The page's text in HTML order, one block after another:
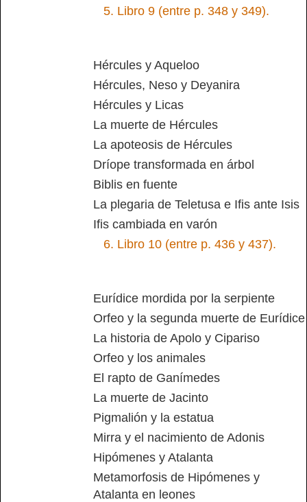
5. Libro 9 (entre p. 348 y 349).
Hércules y Aqueloo
Hércules, Neso y Deyanira
Hércules y Licas
La muerte de Hércules
La apoteosis de Hércules
Dríope transformada en árbol
Biblis en fuente
La plegaria de Teletusa e Ifis ante Isis
Ifis cambiada en varón
6. Libro 10 (entre p. 436 y 437).
Eurídice mordida por la serpiente
Orfeo y la segunda muerte de Eurídice
La historia de Apolo y Cipariso
Orfeo y los animales
El rapto de Ganímedes
La muerte de Jacinto
Pigmalión y la estatua
Mirra y el nacimiento de Adonis
Hipómenes y Atalanta
Metamorfosis de Hipómenes y
Atalanta en leones